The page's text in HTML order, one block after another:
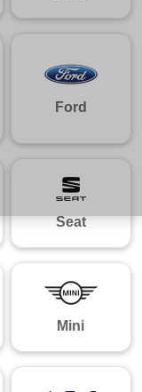
Ford
Seat
Mini